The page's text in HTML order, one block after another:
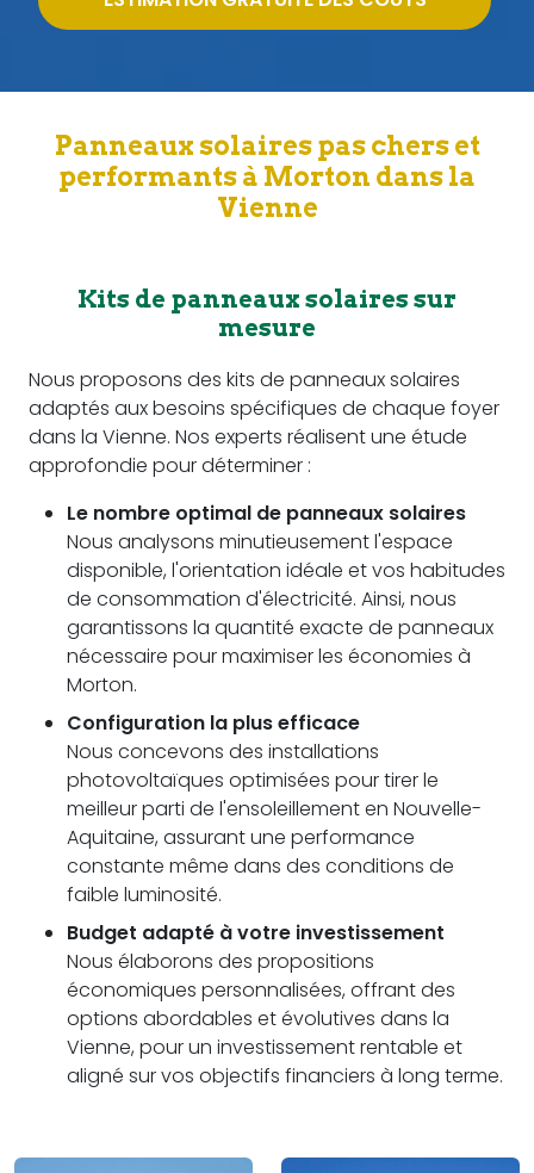
Panneaux solaires pas chers et
performants à Morton dans la
Vienne
Kits de panneaux solaires sur
mesure
Nous proposons des kits de panneaux solaires
adaptés aux besoins spécifiques de chaque foyer
dans la Vienne. Nos experts réalisent une étude
approfondie pour déterminer :
Le nombre optimal de panneaux solaires
Nous analysons minutieusement l'espace
disponible, l'orientation idéale et vos habitudes
de consommation d'électricité. Ainsi, nous
garantissons la quantité exacte de panneaux
nécessaire pour maximiser les économies à
Morton.
Configuration la plus efficace
Nous concevons des installations
photovoltaïques optimisées pour tirer le
meilleur parti de l'ensoleillement en Nouvelle-
Aquitaine, assurant une performance
constante même dans des conditions de
faible luminosité.
Budget adapté à votre investissement
Nous élaborons des propositions
économiques personnalisées, offrant des
options abordables et évolutives dans la
Vienne, pour un investissement rentable et
aligné sur vos objectifs financiers à long terme.